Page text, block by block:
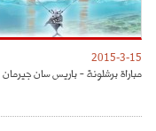
2015-3-15
مباراة برشلونة - باريس سان جيرمان